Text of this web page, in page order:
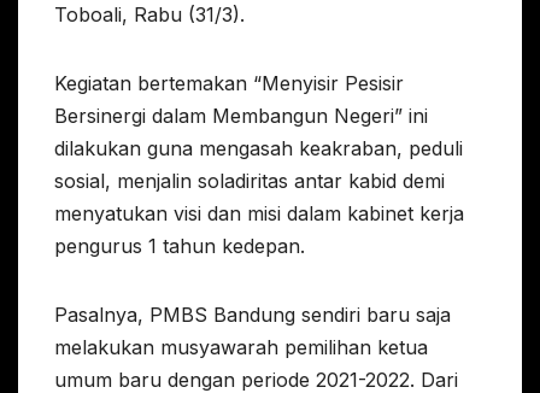
Toboali, Rabu (31/3).
Kegiatan bertemakan “Menyisir Pesisir
Bersinergi dalam Membangun Negeri” ini
dilakukan guna mengasah keakraban, peduli
sosial, menjalin soladiritas antar kabid demi
menyatukan visi dan misi dalam kabinet kerja
pengurus 1 tahun kedepan.
Pasalnya, PMBS Bandung sendiri baru saja
melakukan musyawarah pemilihan ketua
umum baru dengan periode 2021-2022. Dari